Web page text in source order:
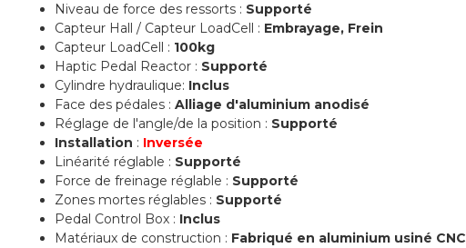
Niveau de force des ressorts : Supporté
Capteur Hall / Capteur LoadCell : Embrayage, Frein
Capteur LoadCell : 100kg
Haptic Pedal Reactor : Supporté
Cylindre hydraulique: Inclus
Face des pédales : Alliage d'aluminium anodisé
Réglage de l'angle/de la position : Supporté
Installation : Inversée
Linéarité réglable : Supporté
Force de freinage réglable : Supporté
Zones mortes réglables : Supporté
Pedal Control Box : Inclus
Matériaux de construction : Fabriqué en aluminium usiné CNC